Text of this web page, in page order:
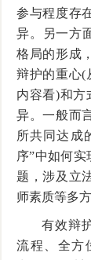
参与程度存
异。另一方
格局的形成
辩护的重心(
内容看)和方
异。一般而
所共同达成
序”中如何
题，涉及立
师素质等多
有效辩
流程、全方